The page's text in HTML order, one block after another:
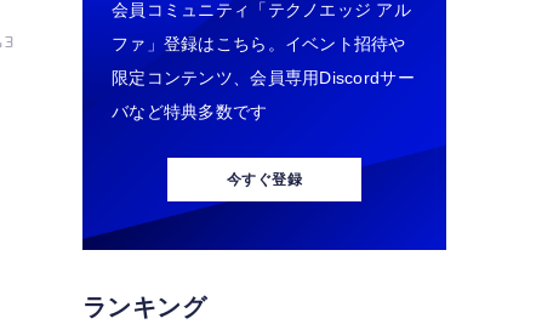
会員コミュニティ「テクノエッジ アル
ファ」登録はこちら。イベント招待や
限定コンテンツ、会員専用Discordサー
バなど特典多数です
今すぐ登録
ランキング